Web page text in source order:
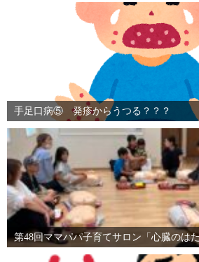
手足口病⑤ 発疹からうつる？？？
第48回ママパパ子育てサロン「心臓のはた